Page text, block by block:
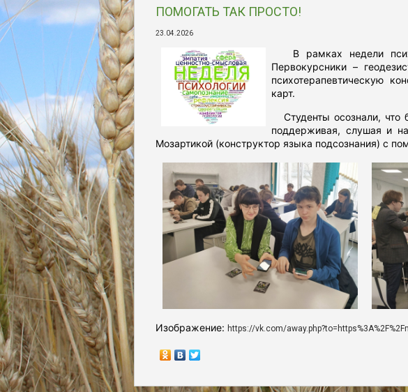
ПОМОГАТЬ ТАК ПРОСТО!
23.04.2026
В рамках недели
Первокурсники –
психотерапевтическую
карт.
Студенты осознали, что
поддерживая, слушая и
Мозартикой (конструктор языка подсознания) с
Изображение: https://vk.com/